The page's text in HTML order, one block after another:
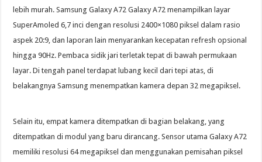
lebih murah. Samsung Galaxy A72 Galaxy A72 menampilkan layar
SuperAmoled 6,7 inci dengan resolusi 2400×1080 piksel dalam rasio
aspek 20:9, dan laporan lain menyarankan kecepatan refresh opsional
hingga 90Hz. Pembaca sidik jari terletak tepat di bawah permukaan
layar. Di tengah panel terdapat lubang kecil dari tepi atas, di
belakangnya Samsung menempatkan kamera depan 32 megapiksel.
Selain itu, empat kamera ditempatkan di bagian belakang, yang
ditempatkan di modul yang baru dirancang. Sensor utama Galaxy A72
memiliki resolusi 64 megapiksel dan menggunakan pemisahan piksel